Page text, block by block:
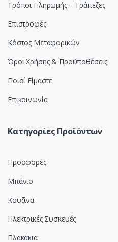
Τρόποι Πληρωμής – Τράπεζες
Επιστροφές
Κόστος Μεταφορικών
Όροι Χρήσης & Προϋποθέσεις
Ποιοί Είμαστε
Επικοινωνία
Κατηγορίες Προϊόντων
Προσφορές
Μπάνιο
Κουζίνα
Ηλεκτρικές Συσκευές
Πλακάκια